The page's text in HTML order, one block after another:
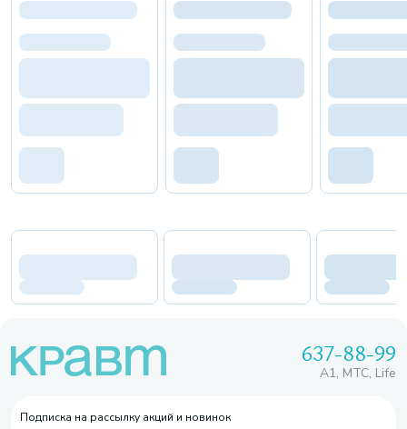
637-88-99
A1, МТС, Life
Подписка на рассылку акций и новинок